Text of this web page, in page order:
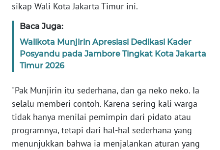
sikap Wali Kota Jakarta Timur ini.
Baca Juga:
Walikota Munjirin Apresiasi Dedikasi Kader
Posyandu pada Jambore Tingkat Kota Jakarta
Timur 2026
"Pak Munjirin itu sederhana, dan ga neko neko. Ia
selalu memberi contoh. Karena sering kali warga
tidak hanya menilai pemimpin dari pidato atau
programnya, tetapi dari hal-hal sederhana yang
menunjukkan bahwa ia menjalankan aturan yang
SUMUT
WN
JAKARTA
WN
JABAR
BANTEN